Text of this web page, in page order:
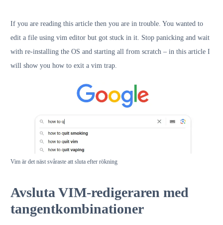
If you are reading this article then you are in trouble. You wanted to
edit a file using vim editor but got stuck in it. Stop panicking and wait
with re-installing the OS and starting all from scratch – in this article I
will show you how to exit a vim trap.
Vim är det näst svåraste att sluta efter rökning
Avsluta VIM-redigeraren med
tangentkombinationer